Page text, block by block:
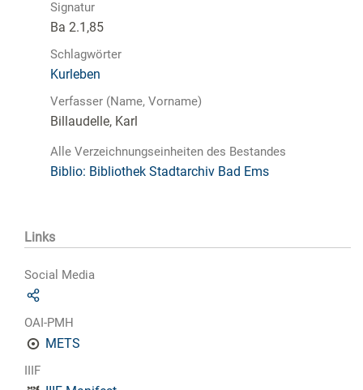
Signatur
Ba 2.1,85
Schlagwörter
Kurleben
Verfasser (Name, Vorname)
Billaudelle, Karl
Alle Verzeichnungseinheiten des Bestandes
Biblio: Bibliothek Stadtarchiv Bad Ems
Links
Social Media
OAI-PMH
METS
IIIF